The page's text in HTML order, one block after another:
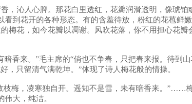
沁人心脾。那花白里透红，花瓣润滑透明，像琥铂
到花开的各种形态。有的含羞待放，粉红的花苞鲜
梅花，如今花瓣以凋谢。风吹花落，你不用担心花
来。”毛主席的“俏也不争春，只把春来报。待到
，只留清气满乾坤。”体现了诗人梅花般的情操。
，凌寒独自开。遥知不是雪，未有暗香来。”……梅
大，纯洁。